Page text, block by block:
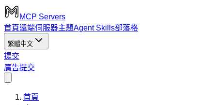
MCP Servers
首頁遠端伺服器主題Agent Skills部落格
繁體中文
提交
廣告提交
首頁